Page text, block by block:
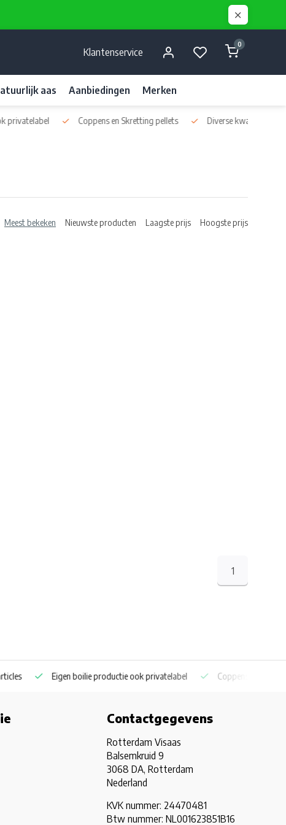
Klantenservice
0
aas Aanbiedingen Merken
Coppens en Skretting pellets Diverse kwaliteits liquids
Meest bekeken Nieuwste producten Laagste prijs Hoogste prijs
1
Eigen boilie productie ook privatelabel Coppens en Skretting
Contactgegevens
Rotterdam Visaas
Balsemkruid 9
3068 DA, Rotterdam
Nederland
KVK nummer: 24470481
Btw nummer: NL001623851B16